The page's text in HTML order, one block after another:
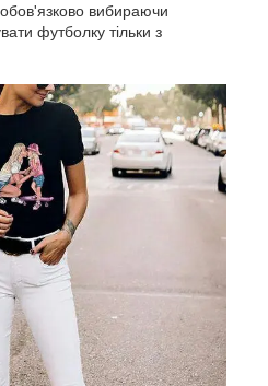
вибираючи
футболку тільки з